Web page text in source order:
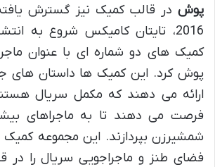
پوش در قالب کمیک نیز گسترش
2016، تایتان کامیکس شروع به
کمیک های دو شماره ای با عنوان
پوش کرد. این کمیک ها داستان های
ارائه می دهند که مکمل سریال
فرصت می دهند تا به ماجراهای
شمشیرزن بپردازند. این مجموعه
فضای طنز و ماجراجویی سریال را در